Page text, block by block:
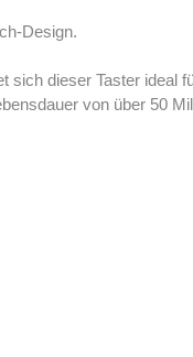
Design.
dieser Taster ideal
von über 50